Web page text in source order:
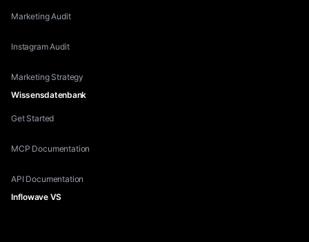
Marketing Audit
Instagram Audit
Marketing Strategy
Wissensdatenbank
Get Started
MCP Documentation
API Documentation
Inflowave VS